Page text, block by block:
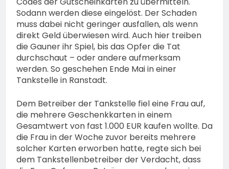
Sodann werden diese eingelöst. Der Schaden
muss dabei nicht geringer ausfallen, als wenn
direkt Geld überwiesen wird. Auch hier treiben
die Gauner ihr Spiel, bis das Opfer die Tat
durchschaut – oder andere aufmerksam
werden. So geschehen Ende Mai in einer
Tankstelle in Ranstadt.
Dem Betreiber der Tankstelle fiel eine Frau auf,
die mehrere Geschenkkarten in einem
Gesamtwert von fast 1.000 EUR kaufen wollte. Da
die Frau in der Woche zuvor bereits mehrere
solcher Karten erworben hatte, regte sich bei
dem Tankstellenbetreiber der Verdacht, dass